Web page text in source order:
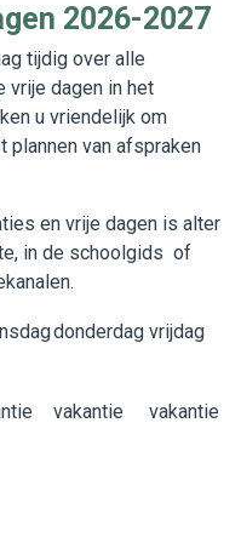
2026-2027
tijdig over alle
vrije dagen in het
u vriendelijk om
plannen van afspraken
en vrije dagen is alter
in de schoolgids of
donderdag vrijdag
vakantie vakantie